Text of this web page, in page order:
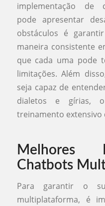
implementação de
pode apresentar
obstáculos é
maneira consistente
que cada uma pode
limitações. Além
seja capaz de
dialetos e gírias,
treinamento extensivo
Melhores
Chatbots
Para garantir o
multiplataforma, é